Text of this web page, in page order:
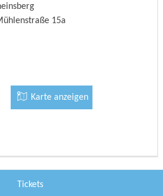
15a
Karte anzeigen
Tickets